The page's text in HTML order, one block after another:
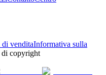
venditaInformativa sulla
copyright